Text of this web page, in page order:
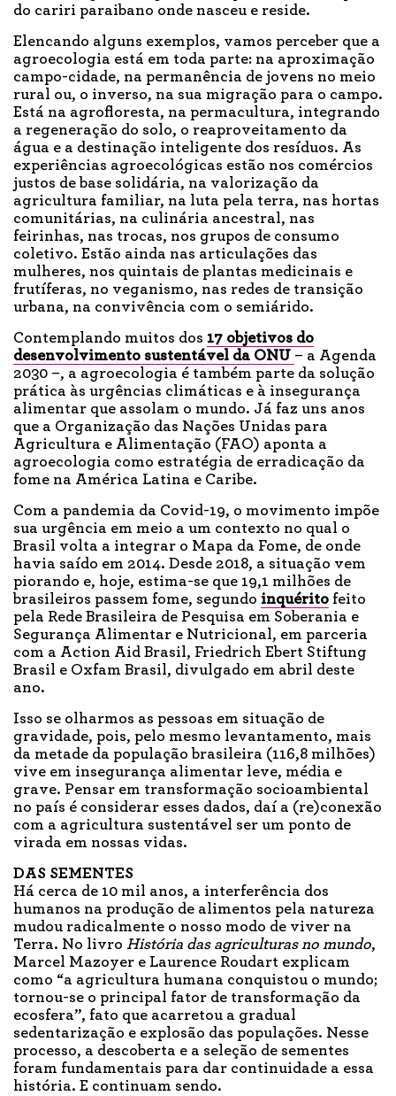
do cariri paraibano onde nasceu e reside.
Elencando alguns exemplos, vamos perceber que a
agroecologia está em toda parte: na aproximação
campo-cidade, na permanência de jovens no meio
rural ou, o inverso, na sua migração para o campo.
Está na agrofloresta, na permacultura, integrando
a regeneração do solo, o reaproveitamento da
água e a destinação inteligente dos resíduos. As
experiências agroecológicas estão nos comércios
justos de base solidária, na valorização da
agricultura familiar, na luta pela terra, nas hortas
comunitárias, na culinária ancestral, nas
feirinhas, nas trocas, nos grupos de consumo
coletivo. Estão ainda nas articulações das
mulheres, nos quintais de plantas medicinais e
frutíferas, no veganismo, nas redes de transição
urbana, na convivência com o semiárido.
Contemplando muitos dos 17 objetivos do
desenvolvimento sustentável da ONU – a Agenda
2030 –, a agroecologia é também parte da solução
prática às urgências climáticas e à insegurança
alimentar que assolam o mundo. Já faz uns anos
que a Organização das Nações Unidas para
Agricultura e Alimentação (FAO) aponta a
agroecologia como estratégia de erradicação da
fome na América Latina e Caribe.
Com a pandemia da Covid-19, o movimento impõe
sua urgência em meio a um contexto no qual o
Brasil volta a integrar o Mapa da Fome, de onde
havia saído em 2014. Desde 2018, a situação vem
piorando e, hoje, estima-se que 19,1 milhões de
brasileiros passem fome, segundo inquérito feito
pela Rede Brasileira de Pesquisa em Soberania e
Segurança Alimentar e Nutricional, em parceria
com a Action Aid Brasil, Friedrich Ebert Stiftung
Brasil e Oxfam Brasil, divulgado em abril deste
ano.
Isso se olharmos as pessoas em situação de
gravidade, pois, pelo mesmo levantamento, mais
da metade da população brasileira (116,8 milhões)
vive em insegurança alimentar leve, média e
grave. Pensar em transformação socioambiental
no país é considerar esses dados, daí a (re)conexão
com a agricultura sustentável ser um ponto de
virada em nossas vidas.
DAS SEMENTES
Há cerca de 10 mil anos, a interferência dos
humanos na produção de alimentos pela natureza
mudou radicalmente o nosso modo de viver na
Terra. No livro História das agriculturas no mundo,
Marcel Mazoyer e Laurence Roudart explicam
como “a agricultura humana conquistou o mundo;
tornou-se o principal fator de transformação da
ecosfera”, fato que acarretou a gradual
sedentarização e explosão das populações. Nesse
processo, a descoberta e a seleção de sementes
foram fundamentais para dar continuidade a essa
história. E continuam sendo.